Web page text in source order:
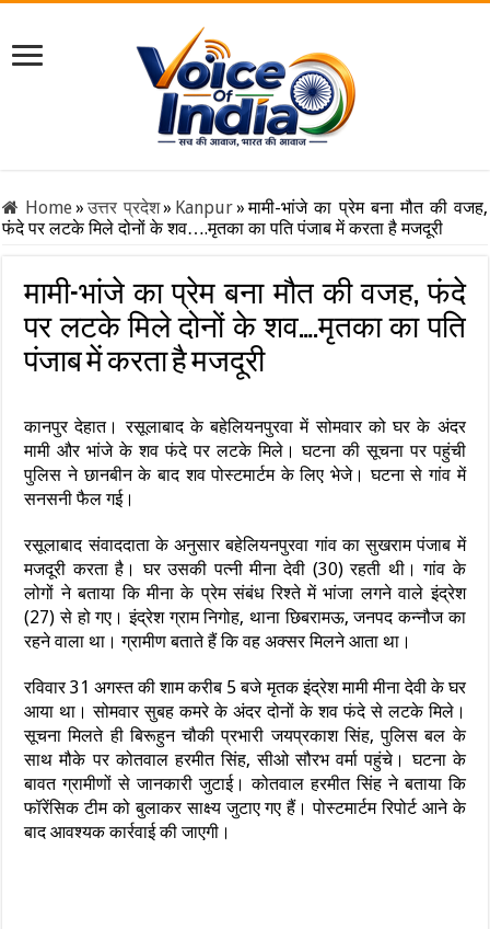
Home» उत्तर प्रदेश» Kanpur» मामी-भांजे का प्रेम बना मौत की वजह,
फंदे पर लटके मिले दोनों के शव ….मृतका का पति पंजाब में करता है मजदूरी
मामी-भांजे का प्रेम बना मौत की वजह, फंदे
पर लटके मिले दोनों के शव ….मृतका का पति
पंजाब में करता है मजदूरी
कानपुर देहात। रसूलाबाद के बहेलियनपुरवा में सोमवार को घर के अंदर
मामी और भांजे के शव फंदे पर लटके मिले। घटना की सूचना पर पहुंची
पुलिस ने छानबीन के बाद शव पोस्टमार्टम के लिए भेजे। घटना से गांव में
सनसनी फैल गई।
रसूलाबाद संवाददाता के अनुसार बहेलियनपुरवा गांव का सुखराम पंजाब में
मजदूरी करता है। घर उसकी पत्नी मीना देवी (30) रहती थी। गांव के
लोगों ने बताया कि मीना के प्रेम संबंध रिश्ते में भांजा लगने वाले इंद्रेश
(27) से हो गए। इंद्रेश ग्राम निगोह, थाना छिबरामऊ, जनपद कन्नौज का
रहने वाला था। ग्रामीण बताते हैं कि वह अक्सर मिलने आता था।
रविवार 31 अगस्त की शाम करीब 5 बजे मृतक इंद्रेश मामी मीना देवी के घर
आया था। सोमवार सुबह कमरे के अंदर दोनों के शव फंदे से लटके मिले।‌
सूचना मिलते ही बिरूहुन चौकी प्रभारी जयप्रकाश सिंह, पुलिस बल के
साथ मौके पर कोतवाल हरमीत सिंह, सीओ सौरभ वर्मा पहुंचे। घटना के
बावत ग्रामीणों से जानकारी जुटाई। कोतवाल हरमीत सिंह ने बताया कि
फॉरेंसिक टीम को बुलाकर साक्ष्य जुटाए गए हैं। पोस्टमार्टम रिपोर्ट आने के
बाद आवश्यक कार्रवाई की जाएगी।